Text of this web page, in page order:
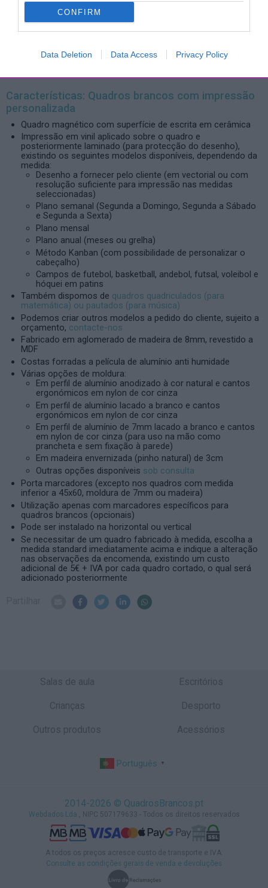
CONFIRM
Data Deletion Data Access Privacy Policy
- Outros acessórios disponíveis
- Serviço de design personalizado
- Serviço de montagem nas suas instalações (a
Características: Quadros brancos com impressão
personalizada
Quadro magnético com superfície de escrita em cerâmica
Impressão em vinil aplicado sobre o quadro e
posteriormente laminado (para protecção do desenho),
existindo os seguintes modelos disponíveis, dependendo da
medida:
Desenho a fornecer pelo cliente (em vectorial ou com
resolução suficiente para impressão nas medidas
seleccionadas)
Plano semanal (Segunda a Domingo, Segunda a Sábado
e Segunda a Sexta)
Plano mensal
Plano anual (meses ou grelha)
Método Kanban (com possibilidade de personalizar o
cabeçalho)
Campos de futebol, basketball, andebol, futsal, voleibol e
hóquei em patins
Também dispomos de quadros quadriculados (para
matemática) ou pautados (para música)
Podemos criar outros modelos a pedido do cliente, sujeito a
orçamento, contacte-nos
Fabricado em aglomerado de madeira de 8mm, revestido a
MDF
Costas forradas a película de alumínio anti humidade
Várias opções de moldura:
Em perfil de alumínio anodizado à cor natural e cantos
ergonómicos em nylon de cor cinza
Em perfil de alumínio lacado a branco e cantos
ergonómicos em nylon de cor cinza
Em perfil de alumínio de 7mm lacado a branco e cantos
em nylon de cor cinza (para uso na mão como
prancheta e sem fixação à parede)
Em madeira envernizada (pinho natural) de 3cm
Outras opções disponíveis sob consulta
Porta marcadores (excepto nos quadros com medida
inferior a 45x60, moldura de 7mm ou madeira)
Utilização apenas com marcadores específicos para
quadros brancos (opcionais)
Pode ser instalado na horizontal ou vertical
Se necessitar de um quadro fabricado à medida, escolha a
medida standard imediatamente acima e indique a alteração
nas observações da encomenda, existindo um custo
adicional de 5€ + IVA por cada quadro cortado, o qual será
adicionado posteriormente
Salas de aula Escritórios
Crianças Desporto
Outros produtos Acessórios
Português ▼
2014-2026 © QuadrosBrancos.pt
Webdados Lda., NIPC 507179633 - Todos os direitos reservados
A todos os preços acresce custo de transporte e IVA.
Consulte as condições gerais de venda e devoluções